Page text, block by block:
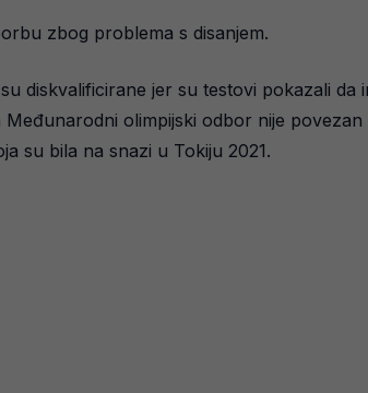
zbog problema s disanjem.
diskvalificirane jer su testovi pokazali da
olimpijski odbor nije
su bila na snazi u Tokiju 2021.